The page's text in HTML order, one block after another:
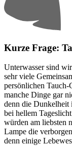
Kurze Frage:
Unterwasser sind
sehr viele
persönlichen Tauch-
manche Dinge gar
denn die Dunkelheit
bei hellem
würden am liebsten
Lampe die
denn einige